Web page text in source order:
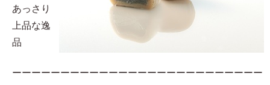
あっさり
上品な逸
品
ーーーーーーーーーーーーーーーーーーーーーーーーーー